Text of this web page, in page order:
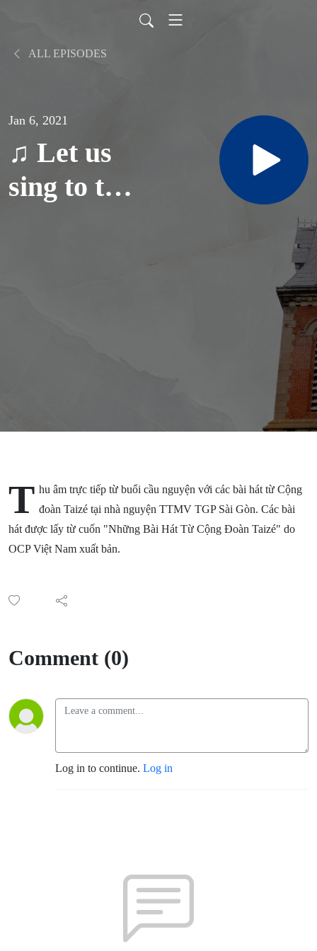
ALL EPISODES
Jan 6, 2021
♫ Let us
sing to the
T hu âm trực tiếp từ buổi cầu nguyện với các bài hát từ Cộng
đoàn Taizé tại nhà nguyện TTMV TGP Sài Gòn. Các bài
hát được lấy từ cuốn "Những Bài Hát Từ Cộng Đoàn Taizé" do
OCP Việt Nam xuất bản.
Comment (0)
Log in to continue. Log in